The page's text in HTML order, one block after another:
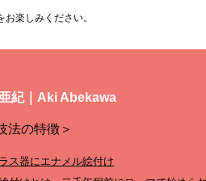
楽しみください。
紀｜Aki Abekawa
法の特徴＞
ス器にエナメル絵付け